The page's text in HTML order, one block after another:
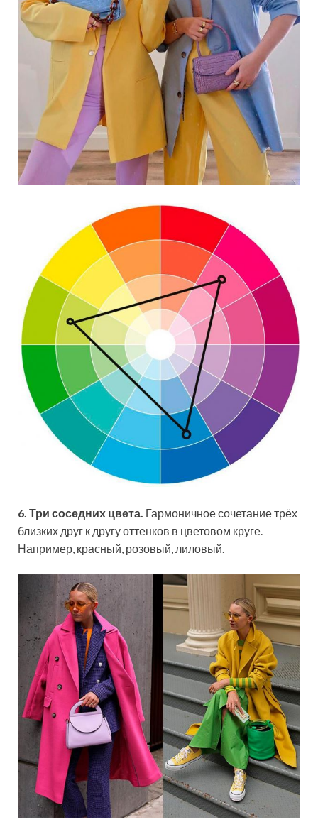
6. Три соседних цвета. Гармоничное сочетание трёх
близких друг к другу оттенков в цветовом круге.
Например, красный, розовый, лиловый.